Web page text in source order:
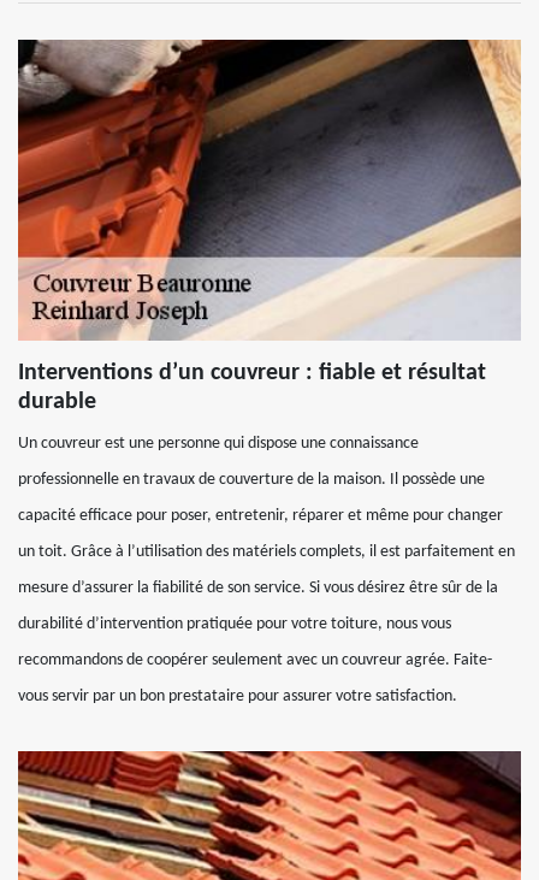
Interventions d’un couvreur : fiable et résultat
durable
Un couvreur est une personne qui dispose une connaissance
professionnelle en travaux de couverture de la maison. Il possède une
capacité efficace pour poser, entretenir, réparer et même pour changer
un toit. Grâce à l’utilisation des matériels complets, il est parfaitement en
mesure d’assurer la fiabilité de son service. Si vous désirez être sûr de la
durabilité d’intervention pratiquée pour votre toiture, nous vous
recommandons de coopérer seulement avec un couvreur agrée. Faite-
vous servir par un bon prestataire pour assurer votre satisfaction.